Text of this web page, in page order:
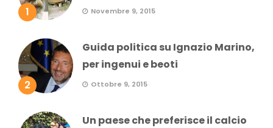
1 Novembre 9, 2015
2
Guida politica su Ignazio Marino,
per ingenui e beoti
Ottobre 9, 2015
Un paese che preferisce il calcio